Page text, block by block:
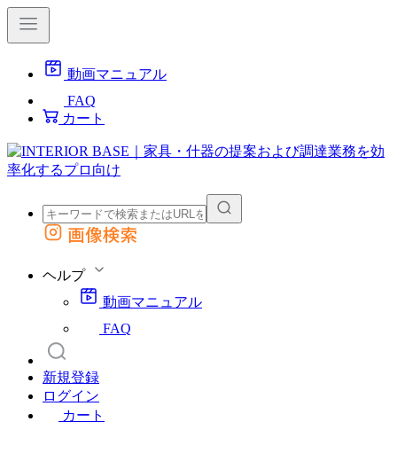
動画マニュアル
FAQ
カート
外部サイトの商品をカートに追加
画像検索
ヘルプ
動画マニュアル
FAQ
新規登録
ログイン
カート